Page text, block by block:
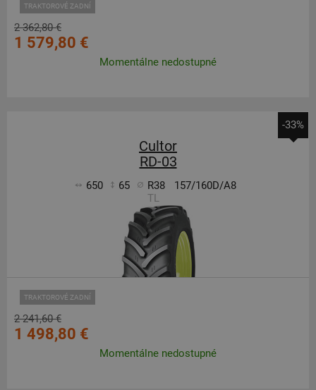
TRAKTOROVÉ ZADNÍ
2 362,80 €
1 579,80 €
Momentálne nedostupné
-33%
Cultor
RD-03
650 65 R38
157/160D/A8
TL
TRAKTOROVÉ ZADNÍ
2 241,60 €
1 498,80 €
Momentálne nedostupné